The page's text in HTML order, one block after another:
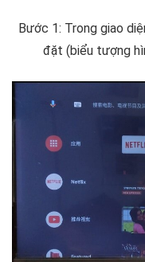
Bước 1: Trong giao
đặt (biểu tượng